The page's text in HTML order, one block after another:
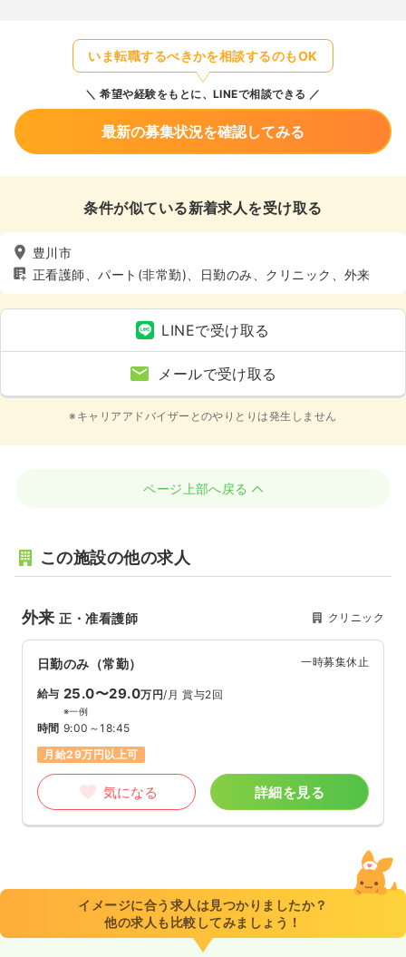
いま転職するべきかを相談するのもOK
希望や経験をもとに、LINEで相談できる
最新の募集状況を確認してみる
条件が似ている新着求人を受け取る
豊川市
正看護師、パート(非常勤)、日勤のみ、クリニック、外来
LINEで受け取る
メールで受け取る
※キャリアアドバイザーとのやりとりは発生しません
ページ上部へ戻る
この施設の他の求人
外来正・准看護師 クリニック
日勤のみ（常勤） 一時募集休止
給与 25.0〜29.0万円/月 賞与2回
※一例
時間 9:00～18:45
月給29万円以上可
気になる 詳細を見る
イメージに合う求人は見つかりましたか？
他の求人も比較してみましょう！